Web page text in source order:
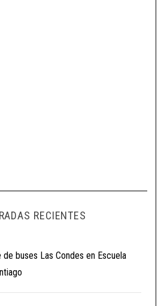
RECIENTES
de buses Las Condes en Escuela